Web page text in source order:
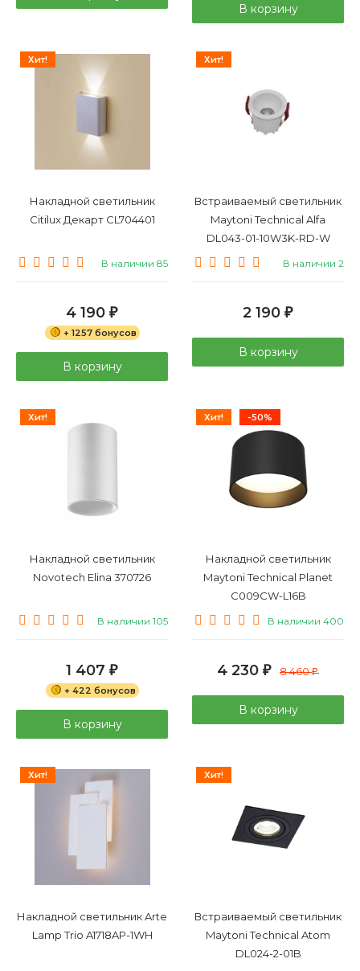
В корзину
Хит!
Накладной светильник
Citilux Декарт CL704401
В наличии 85
4 190 ₽
+ 1257 бонусов
В корзину
Хит!
Встраиваемый светильник
Maytoni Technical Alfa
DL043-01-10W3K-RD-W
В наличии 2
2 190 ₽
В корзину
Хит!
Накладной светильник
Novotech Elina 370726
В наличии 105
1 407 ₽
+ 422 бонусов
В корзину
Хит! -50%
Накладной светильник
Maytoni Technical Planet
C009CW-L16B
В наличии 400
4 230 ₽ 8 460₽
В корзину
Хит!
Накладной светильник Arte
Lamp Trio A1718AP-1WH
Хит!
Встраиваемый светильник
Maytoni Technical Atom
DL024-2-01B